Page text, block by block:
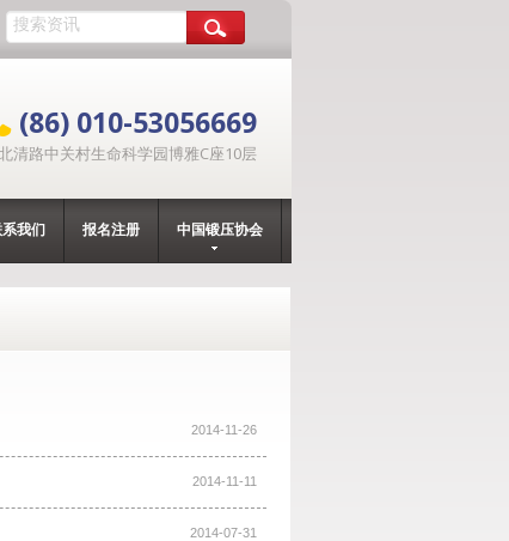
(86) 010-53056669
清路中关村生命科学园博雅C座10层
我们 报名注册 中国锻压协会
2014-11-26
2014-11-11
2014-07-31